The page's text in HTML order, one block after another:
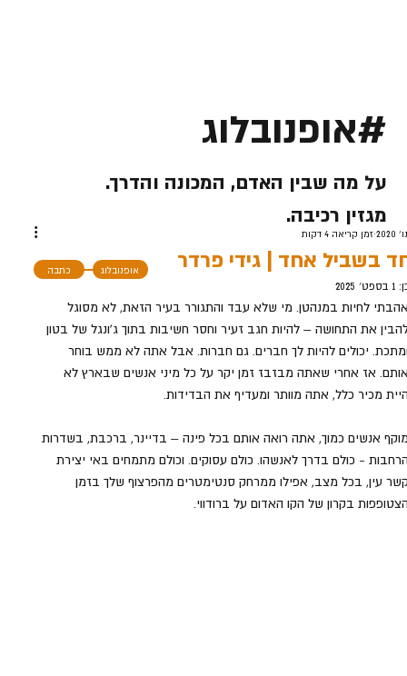
בשביל אחד | גידי פרדר
זמן קריאה 4 דקות
1 בספט׳ 2025
לחיות במנהטן. מי שלא עבד והתגורר בעיר הזאת, לא מסוגל
את התחושה – להיות חגב זעיר וחסר חשיבות בתוך ג’ונגל של בטון
יכולים להיות לך חברים. גם חברות. אבל אתה לא ממש בוחר
אז אחרי שאתה מבזבז זמן יקר על כל מיני אנשים שבארץ לא
מכיר כלל, אתה מוותר ומעדיף את הבדידות.
אנשים כמוך, אתה רואה אותם בכל פינה – בדיינר, ברכבת, בשדרות
- כולם בדרך לאנשהו. כולם עסוקים. וכולם מתמחים באי יצירת
עין, בכל מצב, אפילו ממרחק סנטימטרים מהפרצוף שלך בזמן
בקרון של הקו האדום על ברודווי.
כתבה אופנובלוג
#אופנובלוג
על מה שבין האדם, המכונה והדרך.
מגזין רכיבה.